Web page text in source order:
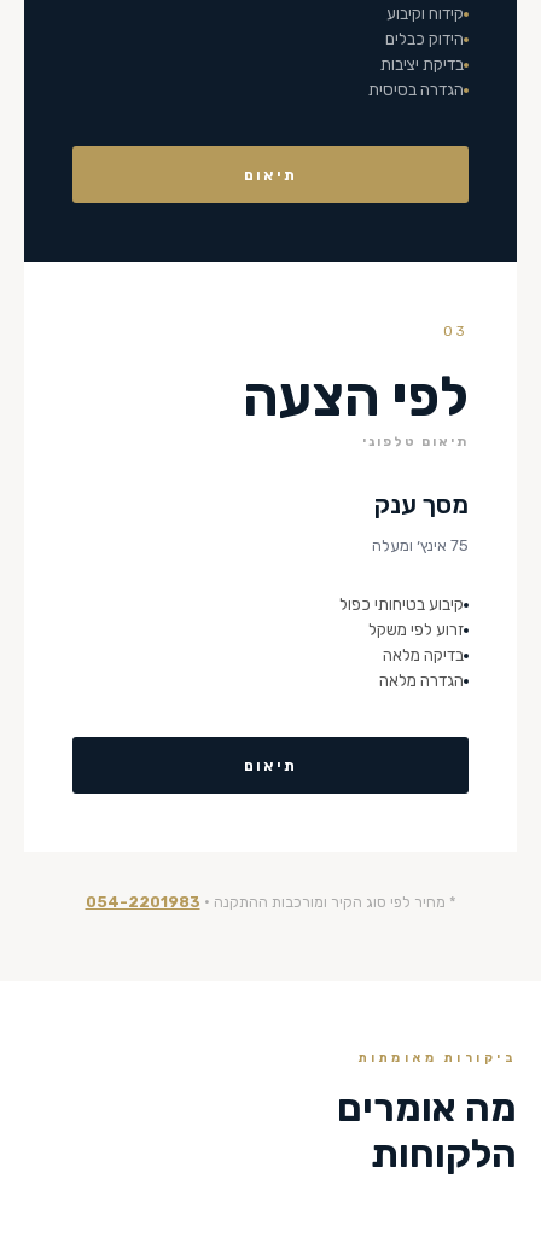
קידוח וקיבוע
הידוק כבלים
בדיקת יציבות
הגדרה בסיסית
תיאום
03
לפי הצעה
תיאום טלפוני
מסך ענק
75 אינץ׳ ומעלה
קיבוע בטיחותי כפול
זרוע לפי משקל
בדיקה מלאה
הגדרה מלאה
תיאום
* מחיר לפי סוג הקיר ומורכבות ההתקנה · 054-2201983
ביקורות מאומתות
מה אומרים
הלקוחות